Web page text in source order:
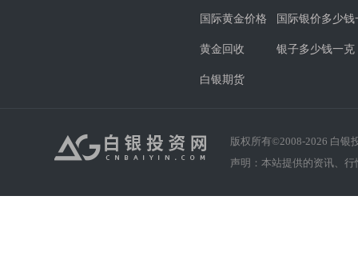
国际黄金价格 国际银价多少钱
黄金回收 银子多少钱一克
白银期货
版权所有©2008-2026 白银
声明：本站提供的资讯、